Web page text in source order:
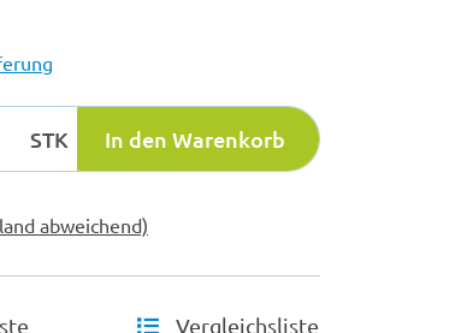
STK In den Warenkorb
abweichend)
Vergleichsliste